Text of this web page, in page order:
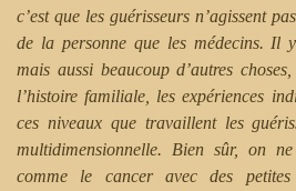
c’est que les guérisseurs n’agissent
de la personne que les médecins. Il
mais aussi beaucoup d’autres
l’histoire familiale, les expériences
ces niveaux que travaillent les
multidimensionnelle. Bien sûr, on
comme le cancer avec des